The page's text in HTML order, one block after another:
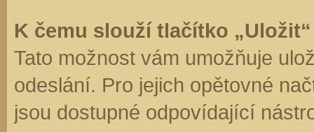
K čemu slouží tlačítko
Tato možnost vám umožňuje
odeslání. Pro jejich opětovné
jsou dostupné odpovídající